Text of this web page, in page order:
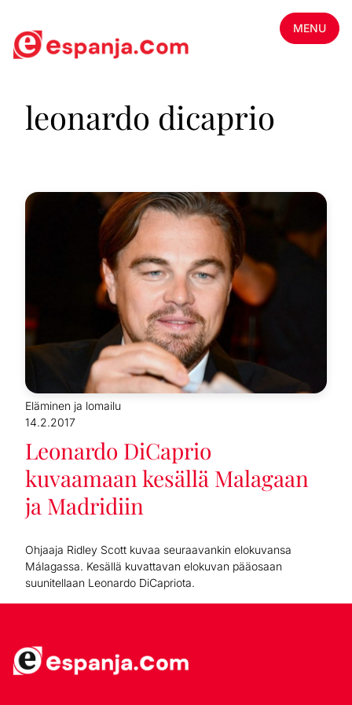
MENU
leonardo dicaprio
Eläminen ja lomailu
14.2.2017
Leonardo DiCaprio
kuvaamaan kesällä Malagaan
ja Madridiin
Ohjaaja Ridley Scott kuvaa seuraavankin elokuvansa
Málagassa. Kesällä kuvattavan elokuvan pääosaan
suunitellaan Leonardo DiCapriota.